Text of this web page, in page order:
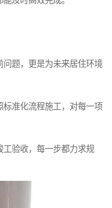
题，更是为未来居住环境
准化流程施工，对每一项
工验收，每一步都力求规